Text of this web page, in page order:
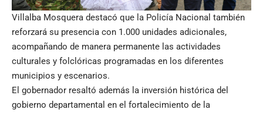
Villalba Mosquera destacó que la Policía Nacional también
reforzará su presencia con 1.000 unidades adicionales,
acompañando de manera permanente las actividades
culturales y folclóricas programadas en los diferentes
municipios y escenarios.
El gobernador resaltó además la inversión histórica del
gobierno departamental en el fortalecimiento de la